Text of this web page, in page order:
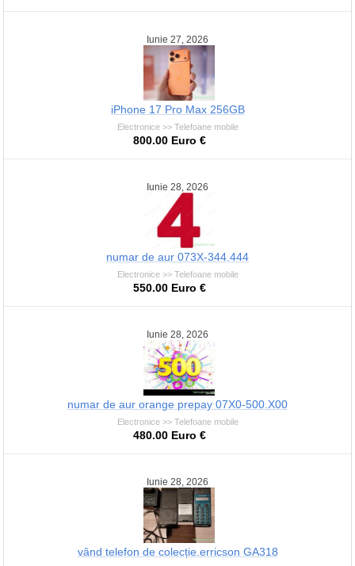
Iunie 27, 2026
iPhone 17 Pro Max 256GB
Electronice >> Telefoane mobile
800.00 Euro €
Iunie 28, 2026
numar de aur 073X-344.444
Electronice >> Telefoane mobile
550.00 Euro €
Iunie 28, 2026
numar de aur orange prepay 07X0-500.X00
Electronice >> Telefoane mobile
480.00 Euro €
Iunie 28, 2026
vând telefon de colecție.erricson GA318